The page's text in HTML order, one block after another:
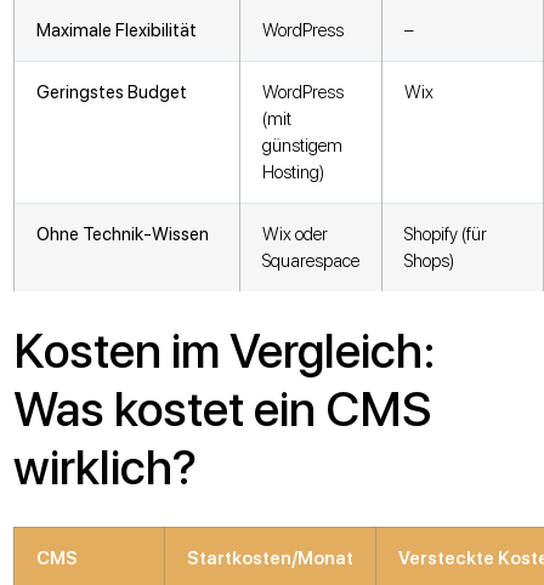
Maximale Flexibilität WordPress –
Geringstes Budget
WordPress
(mit
günstigem
Hosting)
Wix
Ohne Technik-Wissen
Wix oder
Squarespace
Shopify (für
Shops)
Kosten im Vergleich:
Was kostet ein CMS
wirklich?
CMS Startkosten/Monat Versteckte